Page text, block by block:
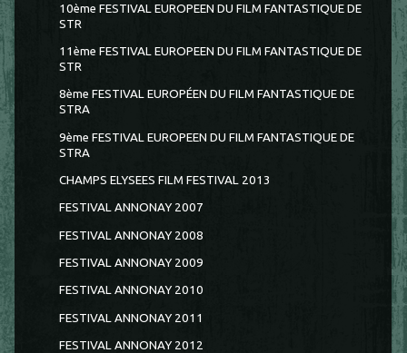
10ème FESTIVAL EUROPEEN DU FILM FANTASTIQUE DE
STR
11ème FESTIVAL EUROPEEN DU FILM FANTASTIQUE DE
STR
8ème FESTIVAL EUROPÉEN DU FILM FANTASTIQUE DE
STRA
9ème FESTIVAL EUROPEEN DU FILM FANTASTIQUE DE
STRA
CHAMPS ELYSEES FILM FESTIVAL 2013
FESTIVAL ANNONAY 2007
FESTIVAL ANNONAY 2008
FESTIVAL ANNONAY 2009
FESTIVAL ANNONAY 2010
FESTIVAL ANNONAY 2011
FESTIVAL ANNONAY 2012